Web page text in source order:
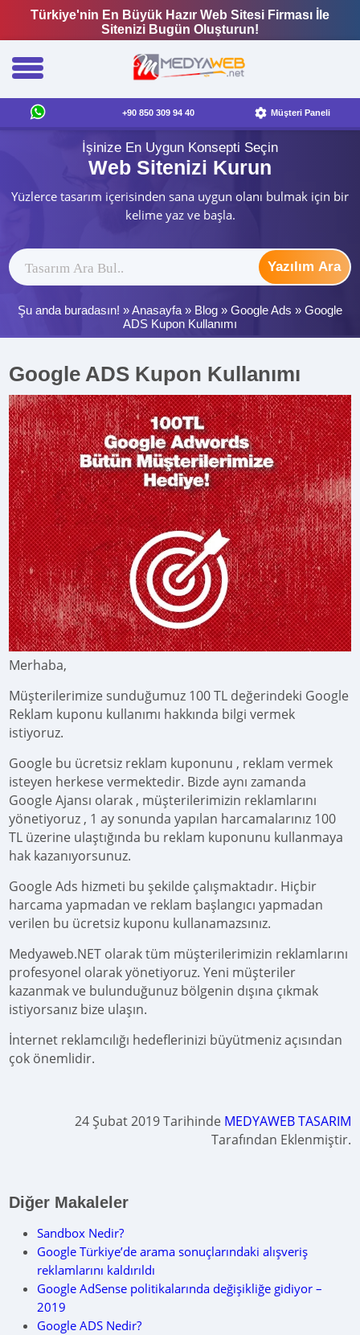
Türkiye'nin En Büyük Hazır Web Sitesi Firması İle
Sitenizi Bugün Oluşturun!
+90 850 309 94 40 Müşteri Paneli
İşinize En Uygun Konsepti Seçin
Web Sitenizi Kurun
Yüzlerce tasarım içerisinden sana uygun olanı bulmak için bir
kelime yaz ve başla.
Yazılım Ara
Şu anda buradasın! »Anasayfa » Blog » Google Ads » Google
ADS Kupon Kullanımı
Google ADS Kupon Kullanımı
Merhaba,
Müşterilerimize sunduğumuz 100 TL değerindeki Google
Reklam kuponu kullanımı hakkında bilgi vermek
istiyoruz.
Google bu ücretsiz reklam kuponunu , reklam vermek
isteyen herkese vermektedir. Bizde aynı zamanda
Google Ajansı olarak , müşterilerimizin reklamlarını
yönetiyoruz , 1 ay sonunda yapılan harcamalarınız 100
TL üzerine ulaştığında bu reklam kuponunu kullanmaya
hak kazanıyorsunuz.
Google Ads hizmeti bu şekilde çalışmaktadır. Hiçbir
harcama yapmadan ve reklam başlangıcı yapmadan
verilen bu ücretsiz kuponu kullanamazsınız.
Medyaweb.NET olarak tüm müşterilerimizin reklamlarını
profesyonel olarak yönetiyoruz. Yeni müşteriler
kazanmak ve bulunduğunuz bölgenin dışına çıkmak
istiyorsanız bize ulaşın.
İnternet reklamcılığı hedeflerinizi büyütmeniz açısından
çok önemlidir.
24 Şubat 2019 Tarihinde MEDYAWEB TASARIM
Tarafından Eklenmiştir.
Diğer Makaleler
Sandbox Nedir?
Google Türkiye’de arama sonuçlarındaki alışveriş
reklamlarını kaldırıldı
Google AdSense politikalarında değişikliğe gidiyor –
2019
Google ADS Nedir?